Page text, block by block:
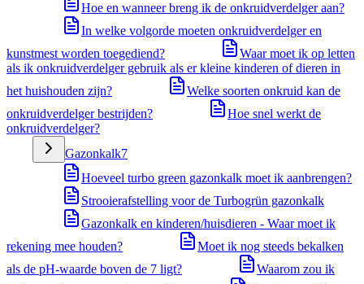
Hoe en wanneer breng ik de onkruidverdelger aan?
In welke volgorde moeten onkruidverdelger en
kunstmest worden toegediend?
Waar moet ik op letten
als ik onkruidverdelger gebruik als er kleine kinderen of dieren in
het huishouden zijn?
Welke soorten onkruid kan de
onkruidverdelger bestrijden?
Hoe snel werkt de
onkruidverdelger?
Gazonkalk7
Hoeveel turbo green gazonkalk moet ik aanbrengen?
Strooierafstelling voor de Turbogrün gazonkalk
Gazonkalk en kinderen/huisdieren - Waar moet ik
rekening mee houden?
Moet ik nog steeds bekalken
als de pH-waarde boven de 7 ligt?
Waarom zou ik